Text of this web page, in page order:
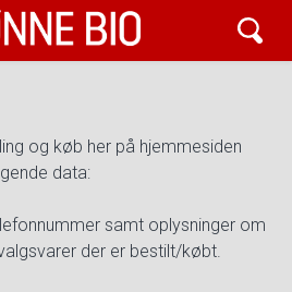
Bio
og køb her på hjemmesiden
data:
samt oplysninger om
der er bestilt/købt.